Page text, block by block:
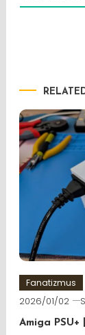
Fanatizmus
2026/01/02
Amiga PSU+